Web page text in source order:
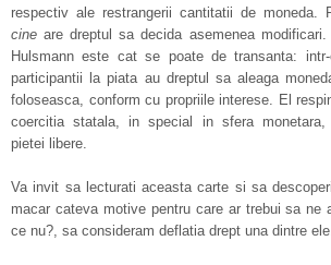
respectiv ale restrangerii cantitatii de moneda.
cine are dreptul sa decida asemenea
Hulsmann este cat se poate de transanta:
participantii la piata au dreptul sa aleaga
foloseasca, conform cu propriile interese. El
coercitia statala, in special in sfera monetara,
pietei libere.
Va invit sa lecturati aceasta carte si sa
macar cateva motive pentru care ar trebui sa ne
ce nu?, sa consideram deflatia drept una dintre